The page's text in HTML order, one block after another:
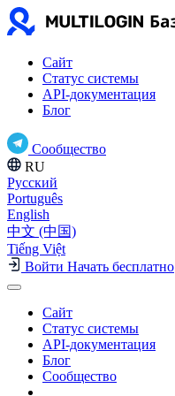
Сайт
Статус системы
API-документация
Блог
Сообщество
RU
Русский
Português
English
中文 (中国)
Tiếng Việt
Войти Начать бесплатно
Сайт
Статус системы
API-документация
Блог
Сообщество